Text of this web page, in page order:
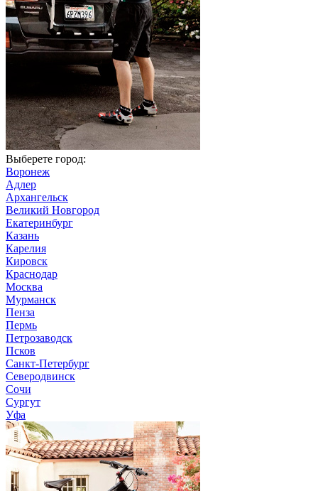
Выберете город:
Воронеж
Адлер
Архангельск
Великий Новгород
Екатеринбург
Казань
Карелия
Кировск
Краснодар
Москва
Мурманск
Пенза
Пермь
Петрозаводск
Псков
Санкт-Петербург
Северодвинск
Сочи
Сургут
Уфа